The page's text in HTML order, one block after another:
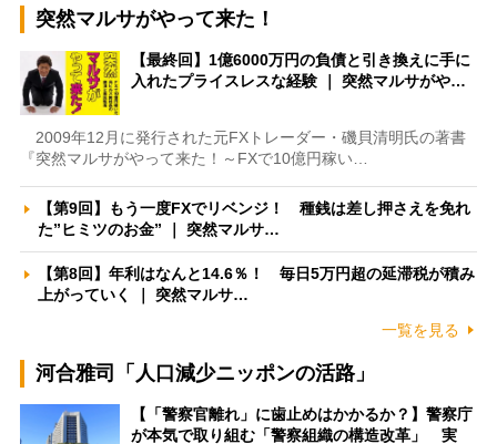
突然マルサがやって来た！
【最終回】1億6000万円の負債と引き換えに手に
入れたプライスレスな経験 ｜ 突然マルサがや…
2009年12月に発行された元FXトレーダー・磯貝清明氏の著書
『突然マルサがやって来た！～FXで10億円稼い…
【第9回】もう一度FXでリベンジ！ 種銭は差し押さえを免れ
た”ヒミツのお金” ｜ 突然マルサ…
【第8回】年利はなんと14.6％！ 毎日5万円超の延滞税が積み
上がっていく ｜ 突然マルサ…
一覧を見る
河合雅司「人口減少ニッポンの活路」
【「警察官離れ」に歯止めはかかるか？】警察庁
が本気で取り組む「警察組織の構造改革」 実